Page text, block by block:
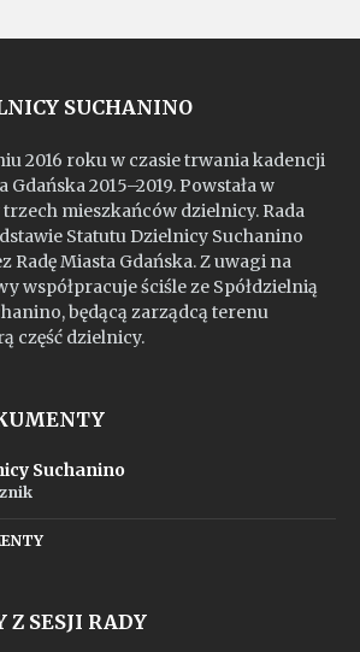
SUCHANINO
2016 roku w czasie trwania kadencji
2015–2019. Powstała w
mieszkańców dzielnicy. Rada
Statutu Dzielnicy Suchanino
Radę Miasta Gdańska. Z uwagi na
współpracuje ściśle ze Spółdzielnią
będącą zarządcą terenu
część dzielnicy.
Suchanino
Z SESJI RADY